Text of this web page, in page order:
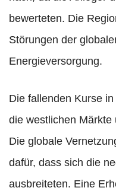
bewerteten. Die
Störungen der
Energieversorgung.
Die fallenden Kurse
die westlichen Märkte
Die globale
dafür, dass sich die
ausbreiteten. Eine